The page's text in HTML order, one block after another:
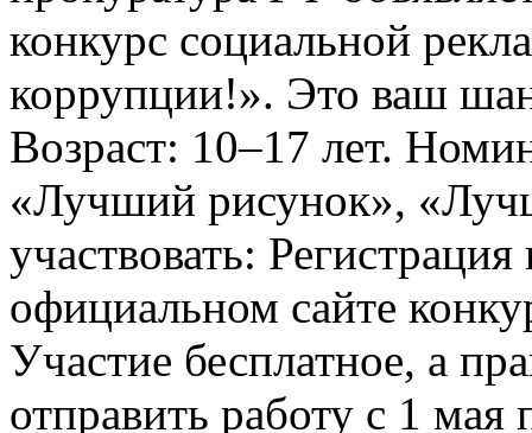
конкурс социальной
коррупции!». Это ваш
Возраст: 10–17 лет.
«Лучший рисунок»,
участвовать:
официальном сайте
Участие бесплатное, а
отправить работу с 1 мая